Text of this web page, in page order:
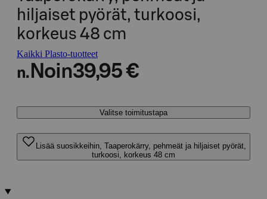
hiljaiset pyörät, turkoosi,
korkeus 48 cm
Kaikki Plasto-tuotteet
n. Noin39,95 €
Valitse toimitustapa
Lisää suosikkeihin, Taaperokärry, pehmeät ja hiljaiset pyörät,
turkoosi, korkeus 48 cm